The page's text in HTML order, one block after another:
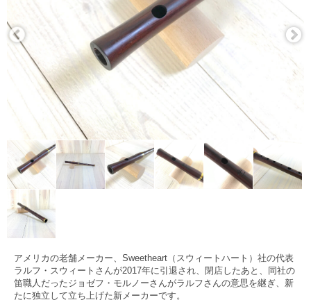
アメリカの老舗メーカー、Sweetheart（スウィートハート）社の代表
ラルフ・スウィートさんが2017年に引退され、閉店したあと、同社の
笛職人だったジョゼフ・モルノーさんがラルフさんの意思を継ぎ、新
たに独立して立ち上げた新メーカーです。